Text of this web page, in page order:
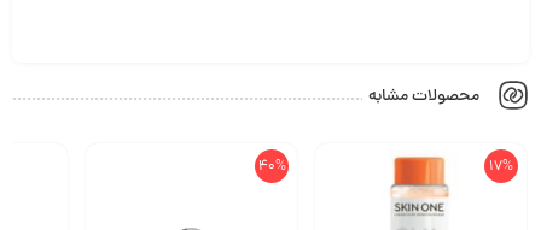
محصولات مشابه
17%
40%